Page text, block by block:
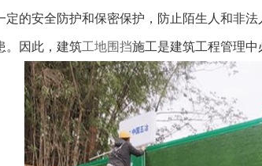
定的安全防护和保密保护，防止陌生人和非
。因此，建筑工地围挡施工是建筑工程管理中